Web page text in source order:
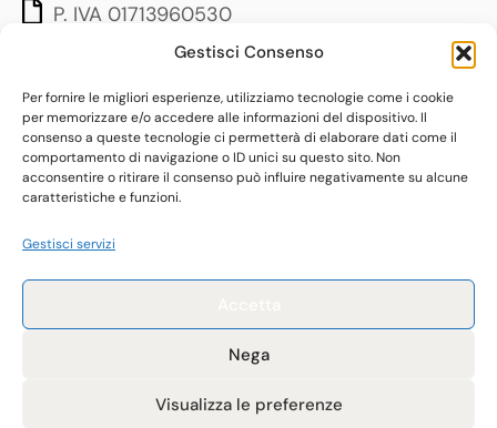
Gestisci Consenso
Per fornire le migliori esperienze, utilizziamo tecnologie come i cookie
per memorizzare e/o accedere alle informazioni del dispositivo. Il
consenso a queste tecnologie ci permetterà di elaborare dati come il
comportamento di navigazione o ID unici su questo sito. Non
acconsentire o ritirare il consenso può influire negativamente su alcune
caratteristiche e funzioni.
Gestisci servizi
Nega
Visualizza le preferenze
P. IVA 01713960530
LINK UTILI
Contatti
Quaderni
Instagram